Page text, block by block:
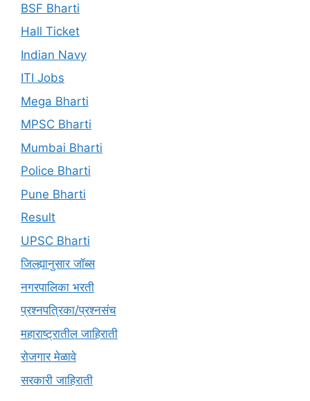
BSF Bharti
Hall Ticket
Indian Navy
ITI Jobs
Mega Bharti
MPSC Bharti
Mumbai Bharti
Police Bharti
Pune Bharti
Result
UPSC Bharti
जिल्ह्यानुसार जॉब्स
नगरपालिका भरती
प्रश्नपत्रिका/प्रश्नसंच
महाराष्ट्रातील जाहिराती
रोजगार मेळावे
सरकारी जाहिराती